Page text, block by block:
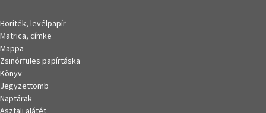
Boríték, levélpapír
Matrica, címke
Mappa
Zsinórfüles papírtáska
Könyv
Jegyzettömb
Naptárak
Asztali alátét